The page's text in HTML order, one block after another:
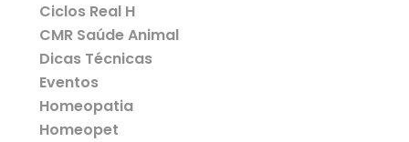
Ciclos Real H
CMR Saúde Animal
Dicas Técnicas
Eventos
Homeopatia
Homeopet